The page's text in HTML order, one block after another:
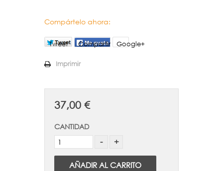
Compártelo ahora:
Tweet Compartir Google+
Imprimir
37,00 €
CANTIDAD
AÑADIR AL CARRITO